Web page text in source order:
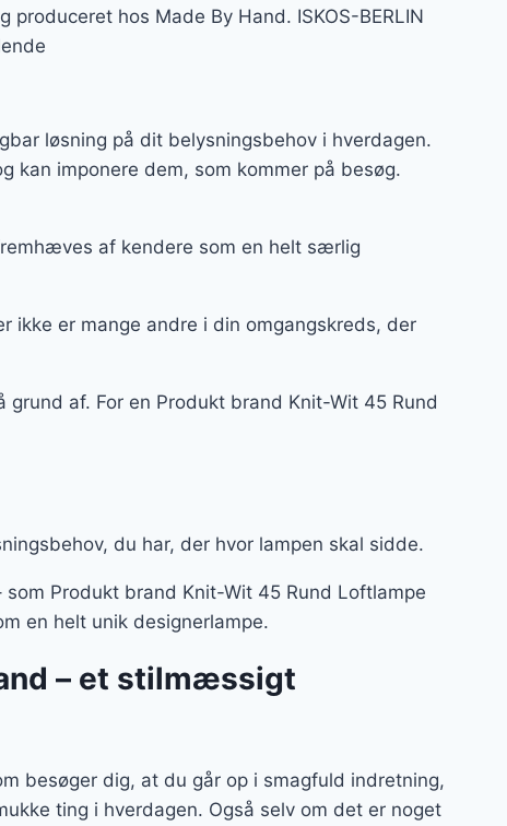
hos Made By Hand. ISKOS-BERLIN
løsning på dit belysningsbehov i hverdagen.
kan imponere dem, som kommer på besøg.
af kendere som en helt særlig
ikke er mange andre i din omgangskreds, der
af. For en Produkt brand Knit-Wit 45 Rund
du har, der hvor lampen skal sidde.
Produkt brand Knit-Wit 45 Rund Loftlampe
en helt unik designerlampe.
– et stilmæssigt
besøger dig, at du går op i smagfuld indretning,
ting i hverdagen. Også selv om det er noget